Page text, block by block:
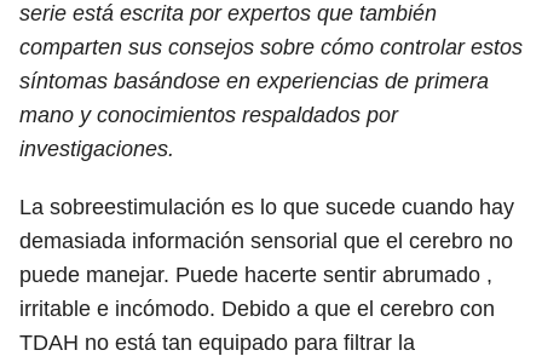
serie está escrita por expertos que también
comparten sus consejos sobre cómo controlar estos
síntomas basándose en experiencias de primera
mano y conocimientos respaldados por
investigaciones.
La sobreestimulación es lo que sucede cuando hay
demasiada información sensorial que el cerebro no
puede manejar. Puede hacerte sentir abrumado ,
irritable e incómodo. Debido a que el cerebro con
TDAH no está tan equipado para filtrar la